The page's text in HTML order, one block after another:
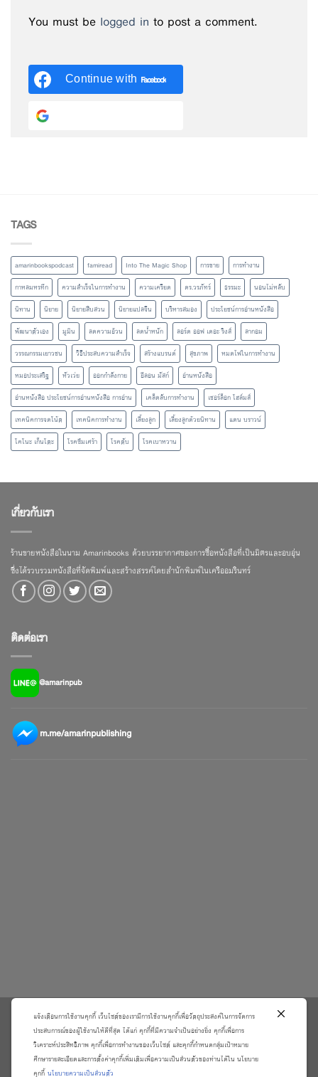
You must be logged in to post a comment.
Continue with Facebook
TAGS
amarinbookspodcast famiread Into The Magic Shop การขาย
การทำงาน
กาหลมหรทึก
ความสำเร็จในการทำงาน ความเครียด ดร.วรภัทร์ ธรรมะ
นอนไม่หลับ
นิทาน
นิยาย นิยายสืบสวน นิยายแปลจีน บริหารสมอง
ประโยชน์การอ่านหนังสือ
พัฒนาตัวเอง
มูมิน ลดความอ้วน ลดน้ำหนัก ลอร์ด ออฟ เดอะ ริงส์
ลากอม
วรรณกรรมเยาวชน
วิธีประสบความสำเร็จ สร้างแบรนด์ สุขภาพ
หมดไฟในการทำงาน
หมอประเสริฐ
หัวเว่ย ออกกำลังกาย อีลอน มัสก์
อ่านหนังสือ
อ่านหนังสือ ประโยชน์การอ่านหนังสือ การอ่าน
เคล็ดลับการทำงาน
เชอร์ล็อก โฮล์มส์
เทคนิคการจดโน้ต
เทคนิคการทำงาน เลี้ยงลูก เลี้ยงลูกด้วยนิทาน
แดน บราวน์
โคโนะ เก็นโตะ
โรคซึมเศร้า โรคตับ โรคเบาหวาน
เกี่ยวกับเรา
ร้านขายหนังสือในนาม Amarinbooks ด้วยบรรยากาศของการซื้อหนังสือที่เป็นมิตรและอบอุ่น
ซึ่งได้รวบรวมหนังสือที่จัดพิมพ์และสร้างสรรค์โดยสำนักพิมพ์ในเครืออมรินทร์
ติดต่อเรา
@amarinpub
m.me/amarinpublishing
\
เกี่ยวกับเรา
วิธีการสั่งซื้อสินค้าและการรับประกันสินค้า
แจ้งชำระเงิน
แจ้งเตือนการใช้งานคุกกี้ เว็บไซต์ของเรามีการใช้งานคุกกี้เพื่อวัตถุประสงค์ในการจัดการ
ประสบการณ์ของผู้ใช้งานให้ดีที่สุด ได้แก่ คุกกี้ที่มีความจำเป็นอย่างยิ่ง คุกกี้เพื่อการ
วิเคราะห์ประสิทธิภาพ คุกกี้เพื่อการทำงานของเว็บไซต์ และคุกกี้กำหนดกลุ่มเป้าหมาย
ศึกษารายละเอียดและการตั้งค่าคุกกี้เพิ่มเติมเพื่อความเป็นส่วนตัวของท่านได้ใน นโยบาย
คุกกี้ นโยบายความเป็นส่วนตัว